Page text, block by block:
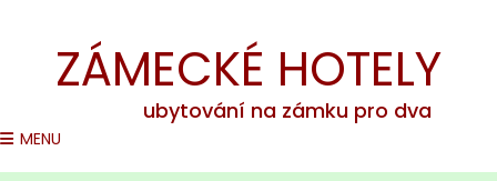
ZÁMECKÉ HOTELY
ubytování na zámku pro dva
MENU